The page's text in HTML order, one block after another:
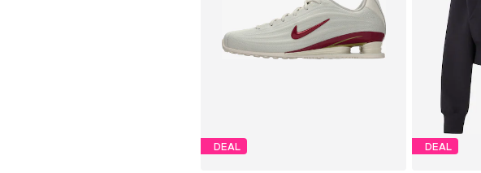
DEAL DEAL